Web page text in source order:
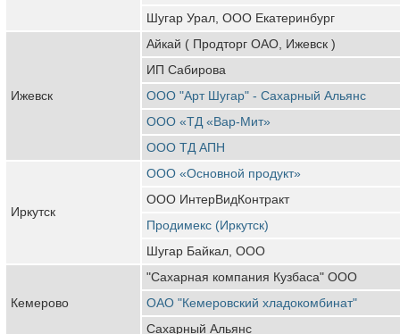
Шугар Урал, ООО Екатеринбург
Ижевск
Айкай ( Продторг ОАО, Ижевск )
ИП Сабирова
ООО "Арт Шугар" - Сахарный Альянс
ООО «ТД «Вар-Мит»
ООО ТД АПН
Иркутск
ООО «Основной продукт»
ООО ИнтерВидКонтракт
Продимекс (Иркутск)
Шугар Байкал, ООО
Кемерово
"Сахарная компания Кузбаса" ООО
ОАО "Кемеровский хладокомбинат"
Сахарный Альянс